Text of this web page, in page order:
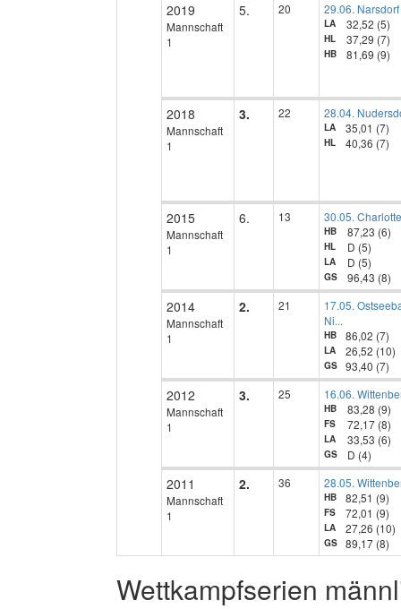
2019
Mannschaft
1
5. 20 29.06. Narsdorf
LA 32,52 (5)
HL 37,29 (7)
HB 81,69 (9)
2018
Mannschaft
1
3. 22 28.04.
LA 35,01 (7)
HL 40,36 (7)
2015
Mannschaft
1
6. 13 30.05.
HB 87,23 (6)
HL D (5)
LA D (5)
GS 96,43 (8)
2014
Mannschaft
1
2. 21
17.05.
Ni...
HB 86,02 (7)
LA 26,52 (10)
GS 93,40 (7)
2012
Mannschaft
1
3. 25 16.06.
HB 83,28 (9)
FS 72,17 (8)
LA 33,53 (6)
GS D (4)
2011
Mannschaft
1
2. 36 28.05.
HB 82,51 (9)
FS 72,01 (9)
LA 27,26 (10)
GS 89,17 (8)
Wettkampfserien